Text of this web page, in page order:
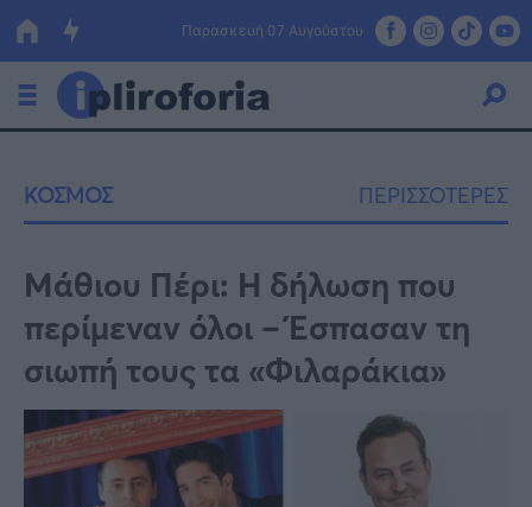
Παρασκευή 07 Αυγούστου
Οικονομία
Πολιτική
Τράπεζες
Επιδοτήσεις
ΕΣΠΑ
Κόσμος
Lifestyle
Αθλητικά
ΚΟΣΜΟΣ ΠΕΡΙΣΣΟΤΕΡΕΣ
Μάθιου Πέρι: Η δήλωση που
περίμεναν όλοι – Έσπασαν τη
σιωπή τους τα «Φιλαράκια»